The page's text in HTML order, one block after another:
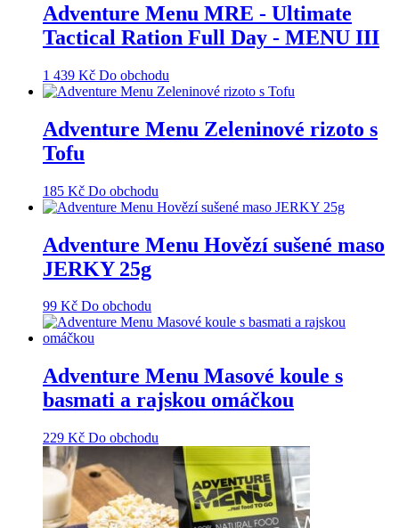
Adventure Menu MRE - Ultimate
Tactical Ration Full Day - MENU III
1 439 Kč Do obchodu
Adventure Menu Zeleninové rizoto s
Tofu
185 Kč Do obchodu
Adventure Menu Hovězí sušené maso
JERKY 25g
99 Kč Do obchodu
Adventure Menu Masové koule s
basmati a rajskou omáčkou
229 Kč Do obchodu